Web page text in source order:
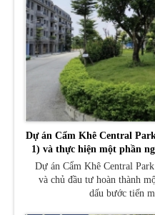
Dự án Cẩm Khê Central
1) và thực hiện một phần
Dự án Cẩm Khê Central
và chủ đầu tư hoàn thành
dấu bước tiến